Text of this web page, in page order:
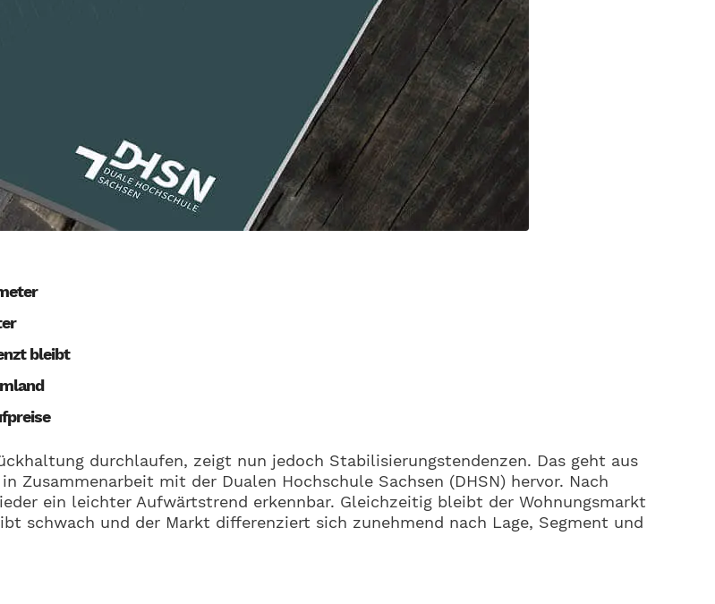
bleibt
durchlaufen, zeigt nun jedoch Stabilisierungstendenzen. Das geht aus
in Zusammenarbeit mit der Dualen Hochschule Sachsen (DHSN) hervor. Nach
ein leichter Aufwärtstrend erkennbar. Gleichzeitig bleibt der Wohnungsmarkt
schwach und der Markt differenziert sich zunehmend nach Lage, Segment und